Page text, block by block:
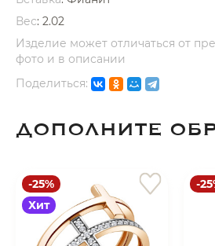
Вес: 2.02
Изделие может отличаться от
фото и в описании
Поделиться:
ДОПОЛНИТЕ
-25%
Хит
-